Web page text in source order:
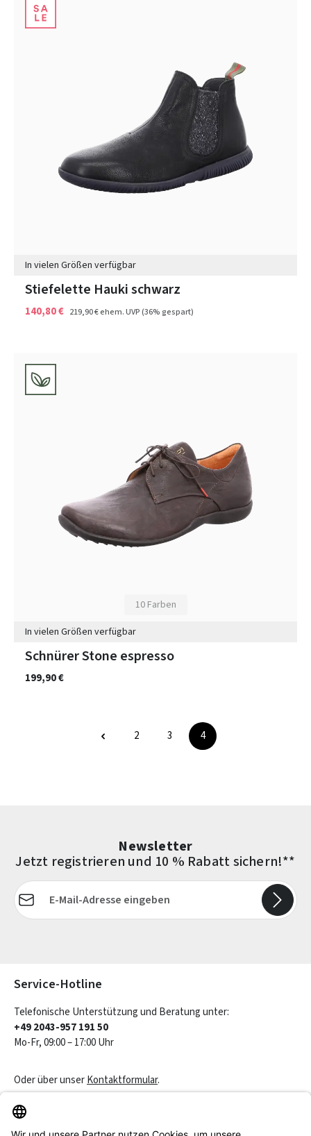
In vielen Größen verfügbar
Stiefelette Hauki schwarz
140,80 € 219,90 €ehem. UVP(36% gespart)
10 Farben
In vielen Größen verfügbar
Schnürer Stone espresso
199,90 €
Seite
2 Seite
3 Seite
4
Newsletter
Jetzt registrieren und 10 % Rabatt sichern!**
E-Mail-Adresse*
Service-Hotline
Telefonische Unterstützung und Beratung unter:
+49 2043-957 191 50
Mo-Fr, 09:00 – 17:00 Uhr
Oder über unserKontaktformular.